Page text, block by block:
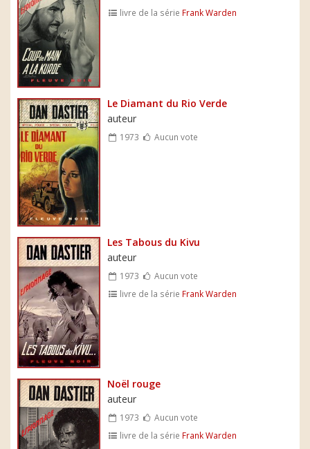
livre de la série Frank Warden
Le Diamant du Rio Verde
auteur
1973 Aucun vote
Les Tabous du Kivu
auteur
1973
Aucun vote
livre de la série Frank Warden
Noël rouge
auteur
1973
Aucun vote
livre de la série Frank Warden